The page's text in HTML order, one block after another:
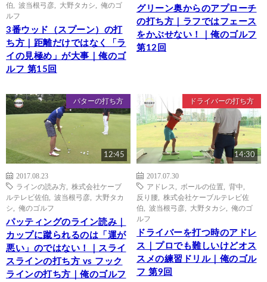
伯
波当根弓彦 大野タカシ
俺のゴ
ルフ
3番ウッド（スプーン）の打
ち方｜距離だけではなく「ラ
イの見極め」が大事｜俺のゴ
ルフ 第15回
グリーン奥からのアプローチ
の打ち方｜ラフではフェース
をかぶせない！｜俺のゴルフ
第12回
パターの打ち方
12:45
2017.08.23
ラインの読み方
株式会社ケーブ
ルテレビ佐伯
波当根弓彦
大野タカ
シ
俺のゴルフ
パッティングのライン読み｜
カップに蹴られるのは「運が
悪い」のではない！｜スライ
スラインの打ち方 vs フック
ラインの打ち方｜俺のゴルフ
ドライバーの打ち方
14:30
2017.07.30
アドレス
ボールの位置 背中
反り腰
株式会社ケーブルテレビ佐
伯
波当根弓彦 大野タカシ
俺のゴ
ルフ
ドライバーを打つ時のアドレ
ス｜プロでも難しいけどオス
スメの練習ドリル｜俺のゴル
フ 第9回